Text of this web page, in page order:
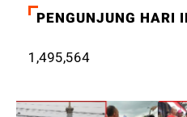
PENGUNJUNG HARI
1,495,564